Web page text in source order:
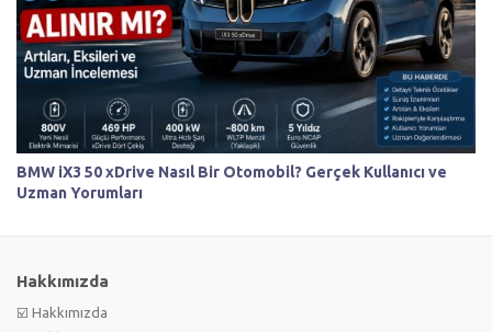
BMW iX3 50 xDrive Nasıl Bir Otomobil? Gerçek Kullanıcı ve
Uzman Yorumları
Hakkımızda
☑️ Hakkımızda